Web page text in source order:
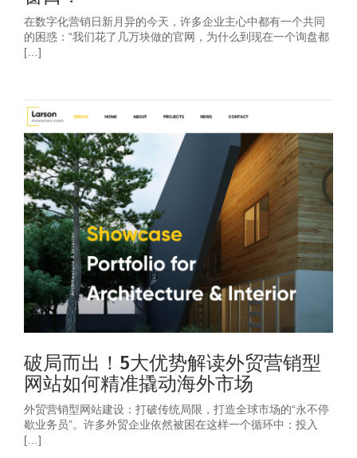
在数字化营销日新月异的今天，许多企业主心中都有一个共同
的困惑：“我们花了几万块做的官网，为什么到现在一个询盘都
[…]
破局而出！5大优势解读外贸营销型
网站如何精准撬动海外市场
外贸营销型网站建设：打破传统局限，打造全球市场的“永不停
歇业务员”。许多外贸企业依然被困在这样一个循环中：投入
[…]